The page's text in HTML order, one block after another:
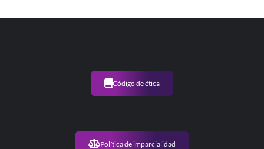
Código de ética
Política de imparcialidad